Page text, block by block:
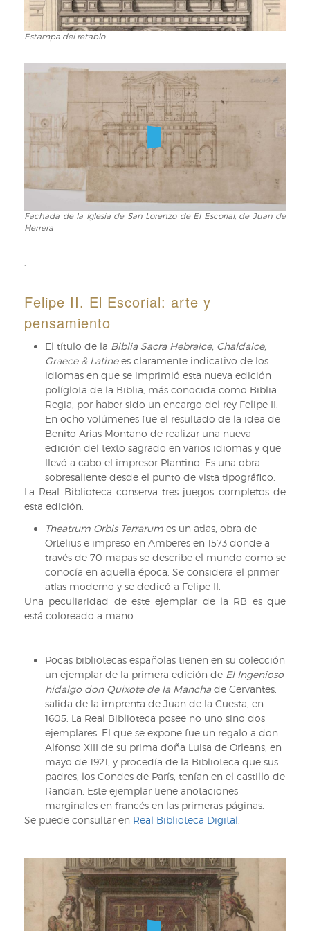
Estampa
retablo
Estampa del retablo
Fachada
de
Lorenzo
de
El
Escorial,
Juan
Herrera
Fachada de la Iglesia de San Lorenzo de El Escorial, de Juan de
Herrera
,
Felipe II. El Escorial: arte y
pensamiento
El título de la Biblia Sacra Hebraice, Chaldaice,
Graece & Latinees claramente indicativo de los
idiomas en que se imprimió esta nueva edición
políglota de la Biblia, más conocida como Biblia
Regia, por haber sido un encargo del rey Felipe II.
En ocho volúmenes fue el resultado de la idea de
Benito Arias Montano de realizar una nueva
edición del texto sagrado en varios idiomas y que
llevó a cabo el impresor Plantino. Es una obra
sobresaliente desde el punto de vista tipográfico.
La Real Biblioteca conserva tres juegos completos de
esta edición.
Theatrum Orbis Terrarum es un atlas, obra de
Ortelius e impreso en Amberes en 1573 donde a
través de 70 mapas se describe el mundo como se
conocía en aquella época. Se considera el primer
atlas moderno y se dedicó a Felipe II.
Una peculiaridad de este ejemplar de la RB es que
está coloreado a mano.
Pocas bibliotecas españolas tienen en su colección
un ejemplar de la primera edición de El Ingenioso
hidalgo don Quixote de la Manchade Cervantes,
salida de la imprenta de Juan de la Cuesta, en
1605. La Real Biblioteca posee no uno sino dos
ejemplares. El que se expone fue un regalo a don
Alfonso XIII de su prima doña Luisa de Orleans, en
mayo de 1921, y procedía de la Biblioteca que sus
padres, los Condes de París, tenían en el castillo de
Randan. Este ejemplar tiene anotaciones
marginales en francés en las primeras páginas.
Se puede consultar en Real Biblioteca Digital